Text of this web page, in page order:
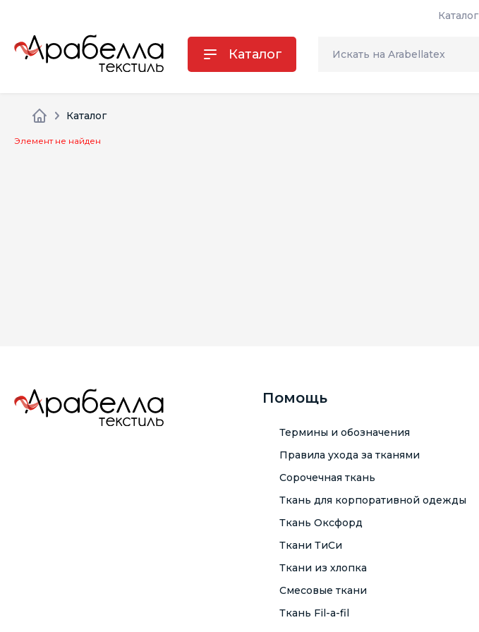
Каталог
Каталог
Каталог
Элемент не найден
Помощь
Термины и обозначения
Правила ухода за тканями
Сорочечная ткань
Ткань для корпоративной одежды
Ткань Оксфорд
Ткани ТиСи
Ткани из хлопка
Смесовые ткани
Ткань Fil-a-fil